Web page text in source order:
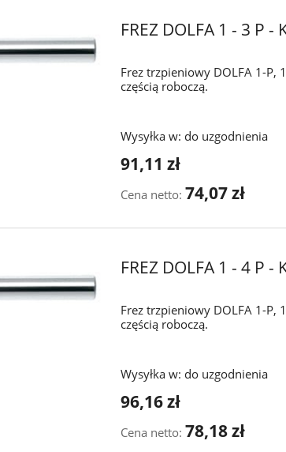
FREZ DOLFA 1 - 3 P -
Frez trzpieniowy DOLFA 1-P,
częścią roboczą.
Wysyłka w: do uzgodnienia
91,11 zł
Cena netto:74,07 zł
FREZ DOLFA 1 - 4 P -
Frez trzpieniowy DOLFA 1-P,
częścią roboczą.
Wysyłka w: do uzgodnienia
96,16 zł
Cena netto:78,18 zł